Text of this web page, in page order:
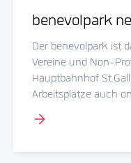
benevolpark
Der benevolpark ist
Vereine und Non-
Hauptbahnhof
Arbeitsplätze auch